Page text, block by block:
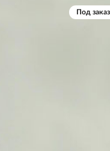
Под заказ